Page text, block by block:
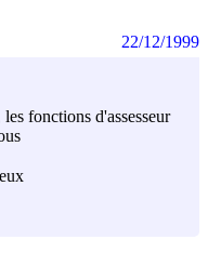
fonctions d'assesseur
22/12/1999